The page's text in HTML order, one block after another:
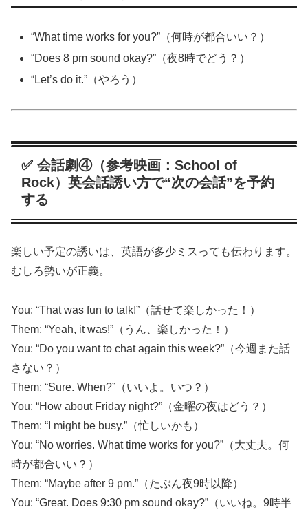
“What time works for you?”（何時が都合いい？）
“Does 8 pm sound okay?”（夜8時でどう？）
“Let’s do it.”（やろう）
✅ 会話劇④（参考映画：School of
Rock）英会話誘い方で“次の会話”を予約
する
楽しい予定の誘いは、英語が多少ミスっても伝わります。
むしろ勢いが正義。
You: “That was fun to talk!”（話せて楽しかった！）
Them: “Yeah, it was!”（うん、楽しかった！）
You: “Do you want to chat again this week?”（今週また話
さない？）
Them: “Sure. When?”（いいよ。いつ？）
You: “How about Friday night?”（金曜の夜はどう？）
Them: “I might be busy.”（忙しいかも）
You: “No worries. What time works for you?”（大丈夫。何
時が都合いい？）
Them: “Maybe after 9 pm.”（たぶん夜9時以降）
You: “Great. Does 9:30 pm sound okay?”（いいね。9時半